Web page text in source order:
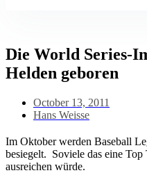
Die World Series-
Helden geboren
October 13, 2011
Hans Weisse
Im Oktober werden Baseball
besiegelt. Soviele das eine
ausreichen würde.